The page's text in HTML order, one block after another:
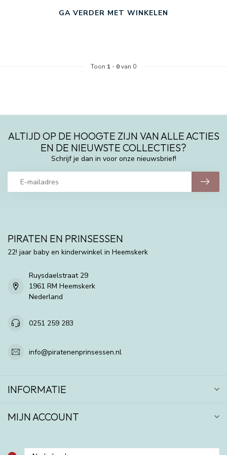
GA VERDER MET WINKELEN
Toon 1 - 0van 0
ALTIJD OP DE HOOGTE ZIJN VAN ALLE ACTIES
EN DE NIEUWSTE COLLECTIES?
Schrijf je dan in voor onze nieuwsbrief!
PIRATEN EN PRINSESSEN
22! jaar baby en kinderwinkel in Heemskerk
Ruysdaelstraat 29
1961 RM Heemskerk
Nederland
0251 259 283
info@piratenenprinsessen.nl
INFORMATIE
MIJN ACCOUNT